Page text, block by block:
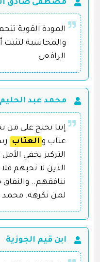
مصطفى صادق
المودة القوية
والمحاسبة لتثبت
الرافعي
محمد عبد الحليم
إننا نحتج على من
عتاب و العتاب
التركيز يخفي الأمل
الذين لا نحبهم
ننافقهم..
لمن نكرهه. محمد
ابن قيم الجوزية